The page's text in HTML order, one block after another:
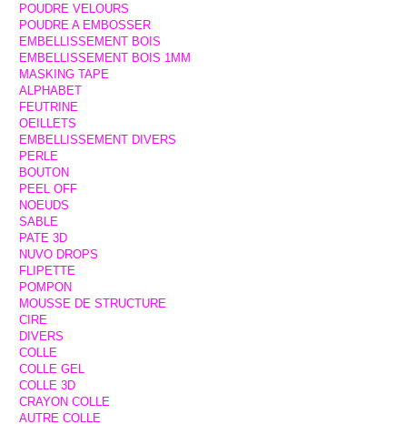
POUDRE VELOURS
POUDRE A EMBOSSER
EMBELLISSEMENT BOIS
EMBELLISSEMENT BOIS 1MM
MASKING TAPE
ALPHABET
FEUTRINE
OEILLETS
EMBELLISSEMENT DIVERS
PERLE
BOUTON
PEEL OFF
NOEUDS
SABLE
PATE 3D
NUVO DROPS
FLIPETTE
POMPON
MOUSSE DE STRUCTURE
CIRE
DIVERS
COLLE
COLLE GEL
COLLE 3D
CRAYON COLLE
AUTRE COLLE